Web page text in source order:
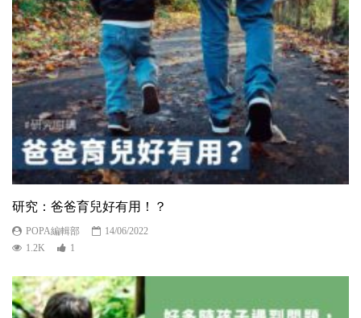
研究：爸爸育兒好有用！？
POPA編輯部
14/06/2022
1.2K
1